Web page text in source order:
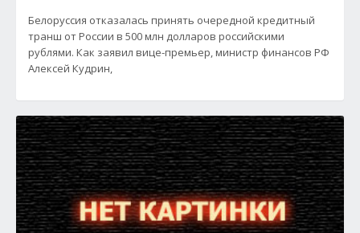
Белоруссия отказалась принять очередной кредитный
транш от России в 500 млн долларов российскими
рублями. Как заявил вице-премьер, министр финансов РФ
Алексей Кудрин,